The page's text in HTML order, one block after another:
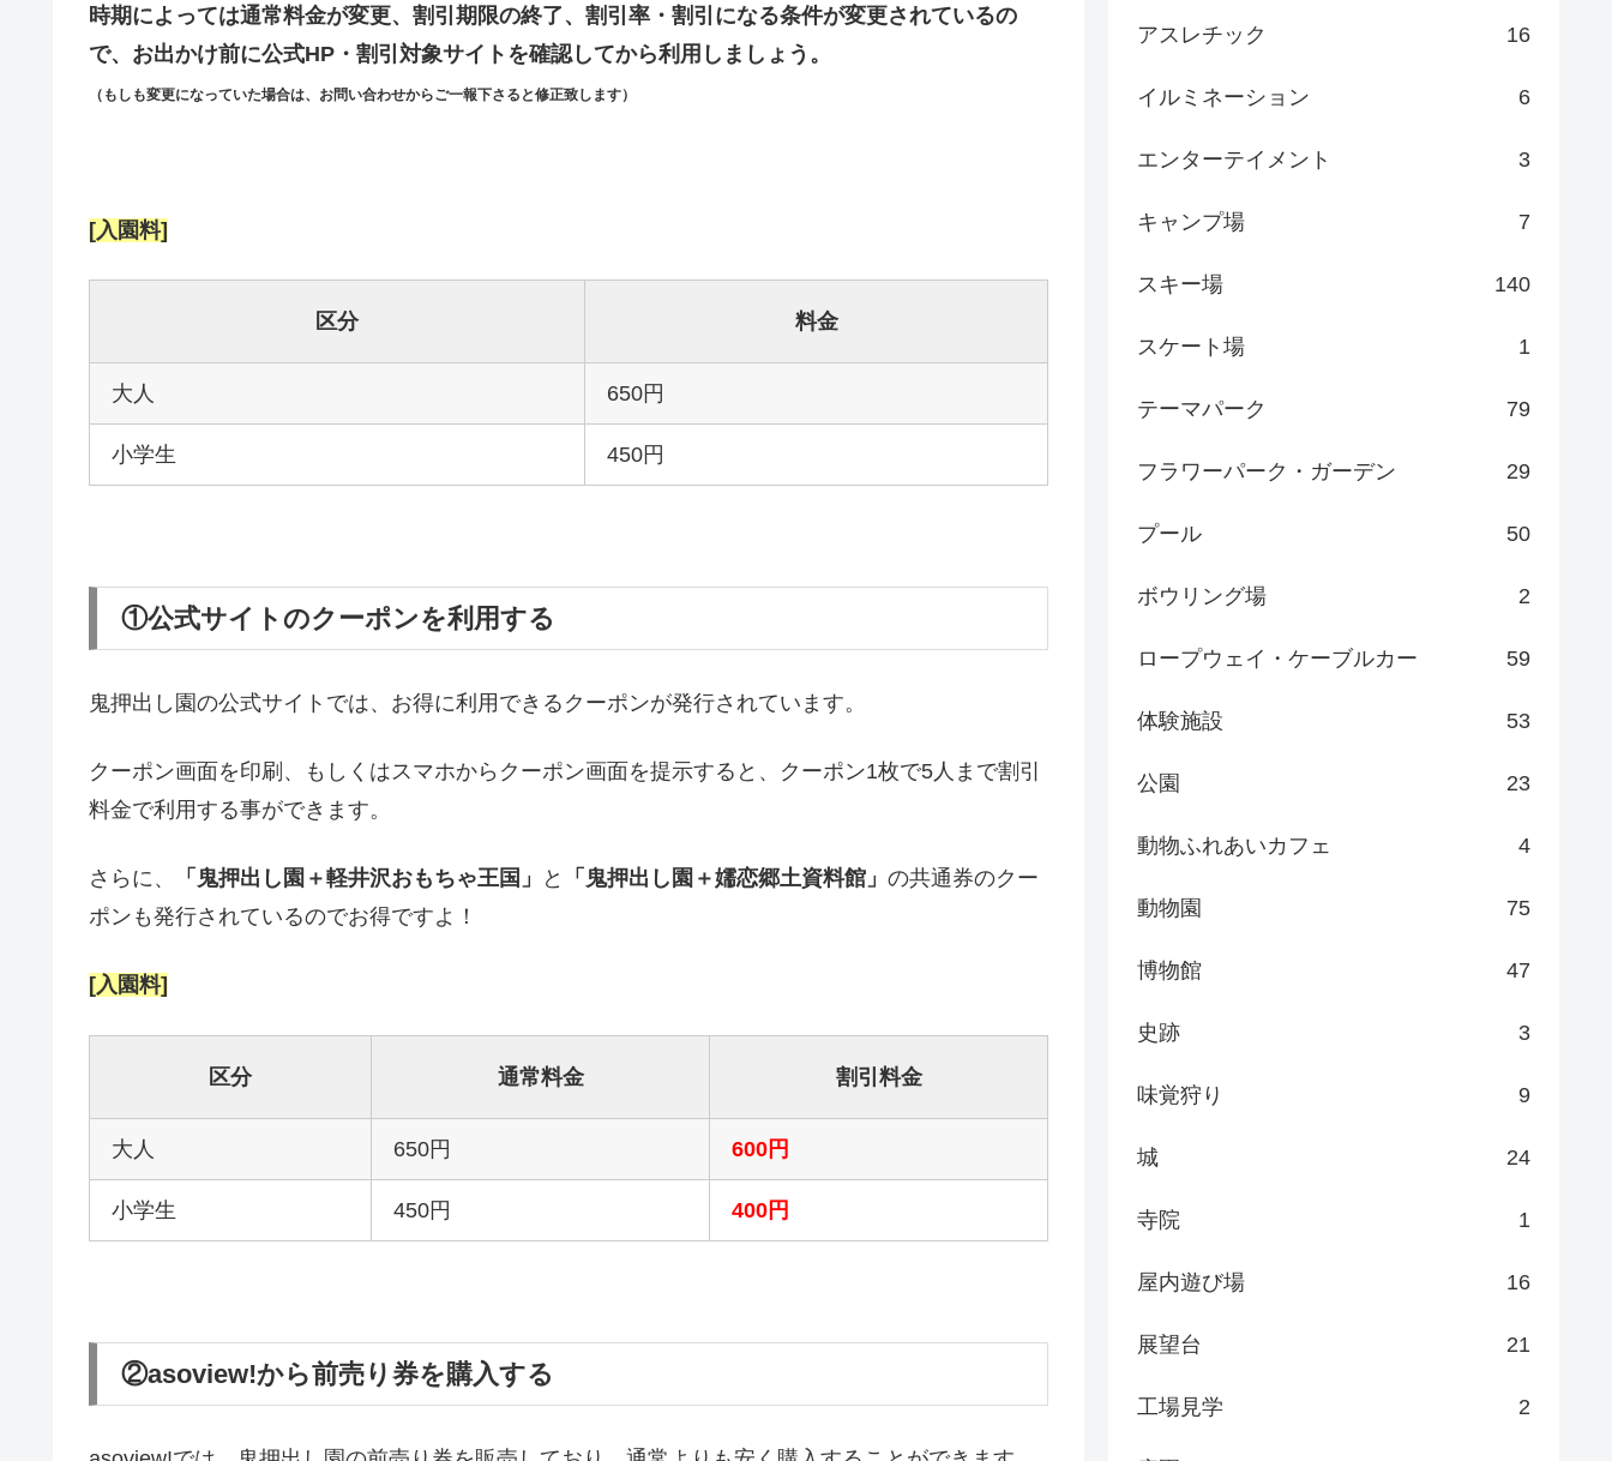
時期によっては通常料金が変更、割引期限の終了、割引率・割引になる条件が変更されているの
で、お出かけ前に公式HP・割引対象サイトを確認してから利用しましょう。
（もしも変更になっていた場合は、お問い合わせからご一報下さると修正致します）
[入園料]
区分 料金
大人 650円
小学生 450円
①公式サイトのクーポンを利用する
鬼押出し園の公式サイトでは、お得に利用できるクーポンが発行されています。
クーポン画面を印刷、もしくはスマホからクーポン画面を提示すると、クーポン1枚で5人まで割引
料金で利用する事ができます。
さらに、 「鬼押出し園＋軽井沢おもちゃ王国」 と 「鬼押出し園＋嬬恋郷土資料館」 の共通券のクー
ポンも発行されているのでお得ですよ！
[入園料]
区分 通常料金 割引料金
大人 650円 600円
小学生 450円 400円
②asoview!から前売り券を購入する
アスレチック 16
イルミネーション 6
エンターテイメント 3
キャンプ場 7
スキー場 140
スケート場 1
テーマパーク 79
フラワーパーク・ガーデン 29
プール 50
ボウリング場 2
ロープウェイ・ケーブルカー 59
体験施設 53
公園 23
動物ふれあいカフェ 4
動物園 75
博物館 47
史跡 3
味覚狩り 9
城 24
寺院 1
屋内遊び場 16
展望台 21
工場見学 2